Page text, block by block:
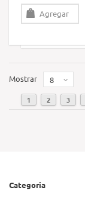
Agregar
Mostrar 8
1 2 3
Categoria